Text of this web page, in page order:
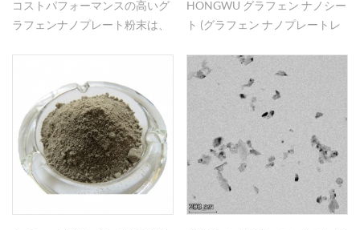
正価格、丁寧なサービスを保証
にお問い合わせください！
コストパフォーマンスの高いグ
ラフェンナノプレート粉末は、
電気伝導性、プラスチックの熱
伝導性、PVC複合材料の熱老化
時間と機械的強度が必要です。
HONGWU グラフェン ナノシー
ト (グラフェン ナノプレートレ
ると、熱伝導率と熱放散を改善
するための有望な手段が提供さ
れ、さまざまな業界で革新的な
熱管理ソリューションの開発が
可能になります。